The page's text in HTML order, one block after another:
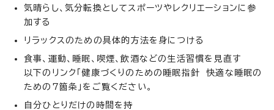
気晴らし、気分転換としてスポーツやレクリエーションに参
加する
リラックスのための具体的方法を身につける
食事、運動、睡眠、喫煙、飲酒などの生活習慣を見直す
以下のリンク「健康づくりのための睡眠指針 快適な睡眠の
ための7箇条」をご覧ください。
自分ひとりだけの時間を持